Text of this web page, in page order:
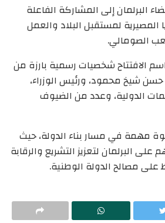
البرلمان إلى المشاركة الفاعلة
لمستقبل البلاد والعمل
الصومالي.
الافتتاح شخصيات رسمية بارزة من
شيخ محمود، ورئيس الوزراء،
الدولية، وعدد من الضيوف
مهمة في مسار بناء الدولة، حيث
البرلمان لتعزيز التشريع والرقابة
مصالح الدولة الوطنية.